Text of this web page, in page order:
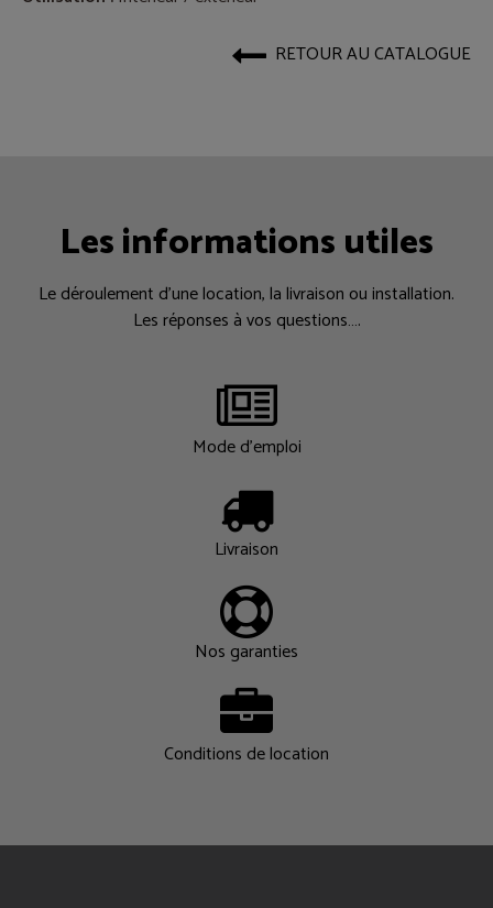
RETOUR AU CATALOGUE
Les informations utiles
Le déroulement d’une location, la livraison ou installation.
Les réponses à vos questions….
Mode d'emploi
Livraison
Nos garanties
Conditions de location